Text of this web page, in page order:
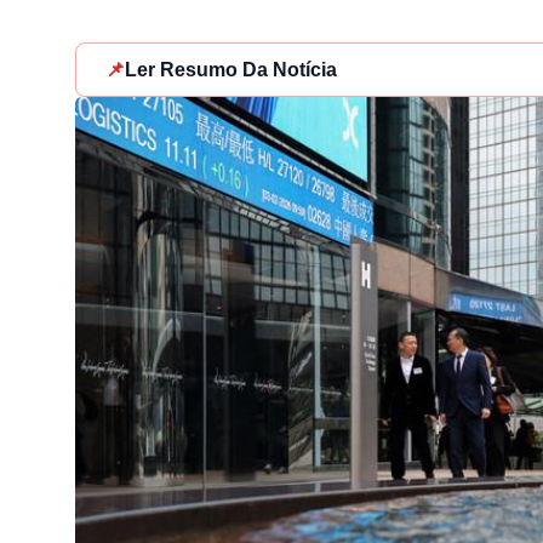
📌 Ler Resumo Da Notícia